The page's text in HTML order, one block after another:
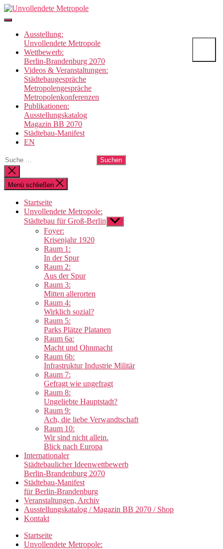
Direkt
zum
wechseln
Unvollendete
Ausstellung:
Unvollendete Metropole
Wettbewerb:
Berlin-Brandenburg 2070
Videos & Veranstaltungen:
Städtebaugespräche
Metropolengespräche
Metropolenkonferenzen
Publikationen:
Ausstellungskatalog
Magazin BB 2070
Städtebau-Manifest
EN
Suche
nach:
Suche
schließen
Menü schließen
Startseite
Unvollendete Metropole:
Städtebau für Groß-Berlin Untermenü
anzeigen
Foyer:
Krisenjahr 1920
Raum 1:
In der Spur
Raum 2:
Aus der Spur
Raum 3:
Mitten allerorten
Raum 4:
Wirklich sozial?
Raum 5:
Parks Plätze Platanen
Raum 6a:
Macht und Ohnmacht
Raum 6b:
Infrastruktur Industrie Militär
Raum 7:
Gefragt wie ungefragt
Raum 8:
Ungeliebte Hauptstadt?
Raum 9:
Ach, die liebe Verwandtschaft
Raum 10:
Wir sind nicht allein.
Blick nach Europa
Internationaler
Städtebaulicher Ideenwettbewerb
Berlin-Brandenburg 2070
Städtebau-Manifest
für Berlin-Brandenburg
Veranstaltungen, Archiv
Ausstellungskatalog / Magazin BB 2070 / Shop
Kontakt
Startseite
Unvollendete Metropole: